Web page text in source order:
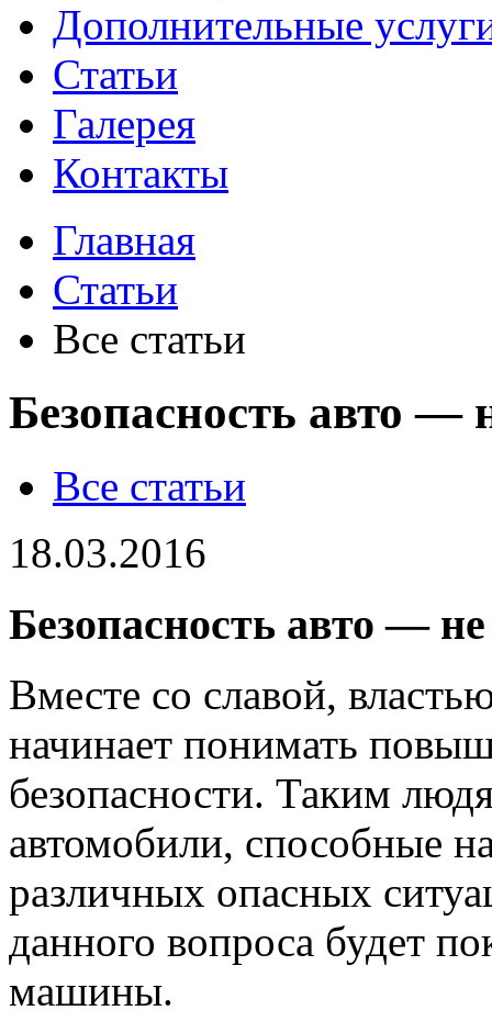
Дополнительные
Статьи
Галерея
Контакты
Главная
Статьи
Все статьи
Безопасность авто —
Все статьи
18.03.2016
Безопасность авто —
Вместе со славой,
начинает понимать
безопасности. Таким
автомобили, способные
различных опасных
данного вопроса будет
машины.